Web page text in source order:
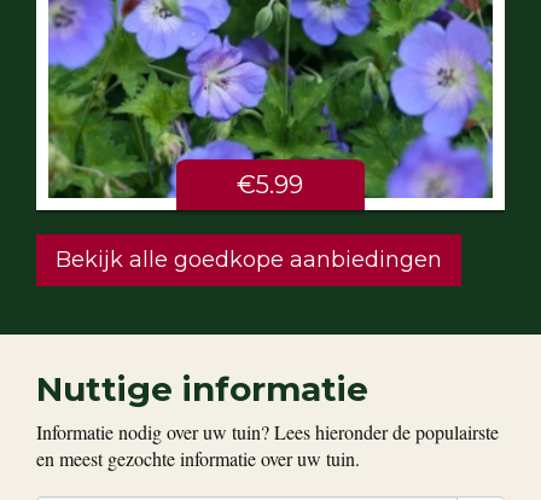
€5.99
Bekijk alle goedkope aanbiedingen
Nuttige informatie
Informatie nodig over uw tuin? Lees hieronder de populairste
en meest gezochte informatie over uw tuin.